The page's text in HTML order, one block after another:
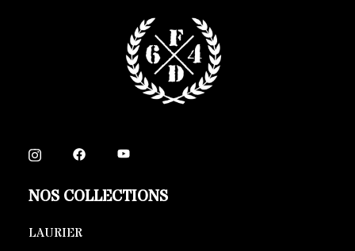
NOS COLLECTIONS
LAURIER